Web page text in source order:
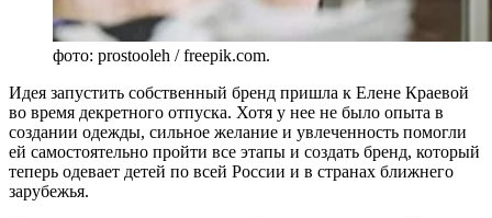
фото: prostooleh / freepik.com.
Идея запустить собственный бренд пришла к Елене Краевой
во время декретного отпуска. Хотя у нее не было опыта в
создании одежды, сильное желание и увлеченность помогли
ей самостоятельно пройти все этапы и создать бренд, который
теперь одевает детей по всей России и в странах ближнего
зарубежья.